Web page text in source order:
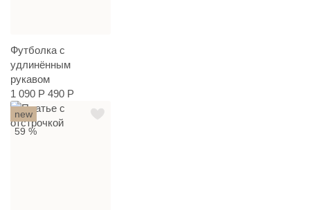
Футболка с
удлинённым
рукавом
1 090 Р 490 Р
new
59 %